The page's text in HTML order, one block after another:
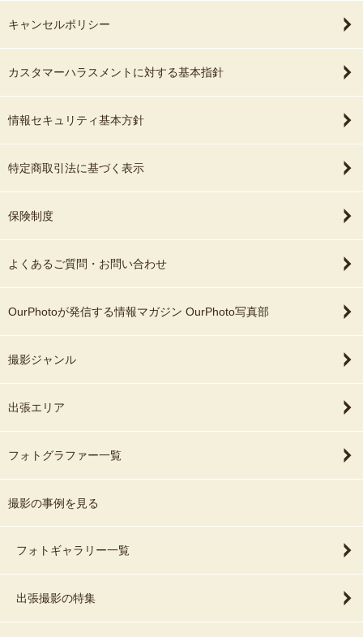
キャンセルポリシー
カスタマーハラスメントに対する基本指針
情報セキュリティ基本方針
特定商取引法に基づく表示
保険制度
よくあるご質問・お問い合わせ
OurPhotoが発信する情報マガジン OurPhoto写真部
撮影ジャンル
出張エリア
フォトグラファー一覧
撮影の事例を見る
フォトギャラリー一覧
出張撮影の特集